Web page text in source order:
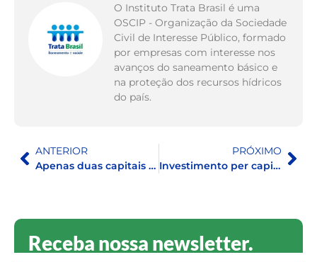
O Instituto Trata Brasil é uma
OSCIP - Organização da Sociedade
Civil de Interesse Público, formado
por empresas com interesse nos
avanços do saneamento básico e
na proteção dos recursos hídricos
do país.
ANTERIOR
Apenas duas capitais brasileiras atendem ao nível de excelência em perdas de água
PRÓXIMO
Investimento per capita em drenagem urbana precisaria mais que dobrar, de R$ 43,79 para R$ 117,01
Receba nossa newsletter.